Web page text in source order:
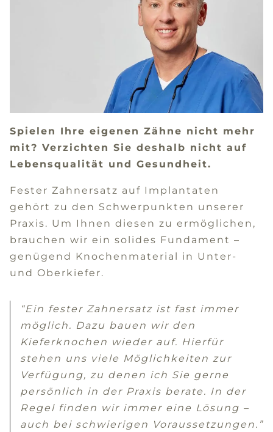
Spielen Ihre eigenen Zähne nicht mehr
mit? Verzichten Sie deshalb nicht auf
Lebensqualität und Gesundheit.
Fester Zahnersatz auf Implantaten
gehört zu den Schwerpunkten unserer
Praxis. Um Ihnen diesen zu ermöglichen,
brauchen wir ein solides Fundament –
genügend Knochenmaterial in Unter-
und Oberkiefer.
“Ein fester Zahnersatz ist fast immer
möglich. Dazu bauen wir den
Kieferknochen wieder auf. Hierfür
stehen uns viele Möglichkeiten zur
Verfügung, zu denen ich Sie gerne
persönlich in der Praxis berate. In der
Regel finden wir immer eine Lösung –
auch bei schwierigen Voraussetzungen.”